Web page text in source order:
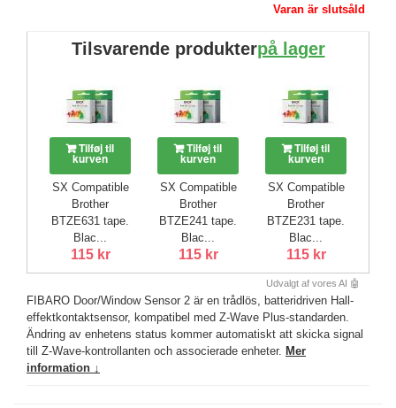
Varan är slutsåld
Tilsvarende produkterpå lager
Tilføj til
kurven
SX Compatible
Brother
BTZE631 tape.
Blac...
115 kr
Tilføj til
kurven
SX Compatible
Brother
BTZE241 tape.
Blac...
115 kr
Tilføj til
kurven
SX Compatible
Brother
BTZE231 tape.
Blac...
115 kr
Udvalgt af vores AI 🤖
FIBARO Door/Window Sensor 2 är en trådlös, batteridriven Hall-
effektkontaktsensor, kompatibel med Z-Wave Plus-standarden.
Ändring av enhetens status kommer automatiskt att skicka signal
till Z-Wave-kontrollanten och associerade enheter. Mer
information ↓